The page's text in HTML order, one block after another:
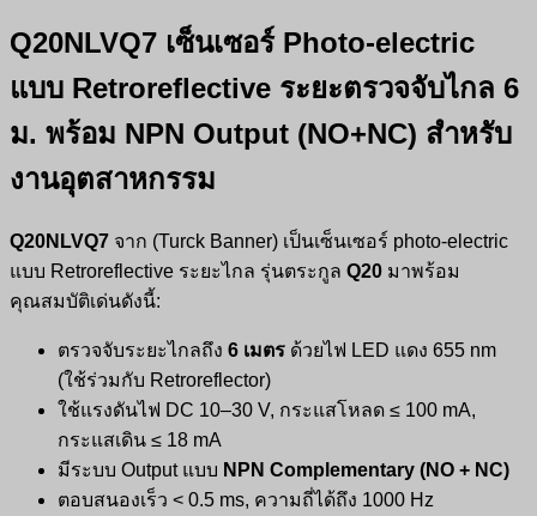
Q20NLVQ7 เซ็นเซอร์ Photo‑electric
แบบ Retroreflective ระยะตรวจจับไกล 6
ม. พร้อม NPN Output (NO+NC) สำหรับ
งานอุตสาหกรรม
Q20NLVQ7 จาก (Turck Banner) เป็นเซ็นเซอร์ photo‑electric
แบบ Retroreflective ระยะไกล รุ่นตระกูล Q20 มาพร้อม
คุณสมบัติเด่นดังนี้:
ตรวจจับระยะไกลถึง 6 เมตร ด้วยไฟ LED แดง 655 nm
(ใช้ร่วมกับ Retroreflector)
ใช้แรงดันไฟ DC 10–30 V, กระแสโหลด ≤ 100 mA,
กระแสเดิน ≤ 18 mA
มีระบบ Output แบบ NPN Complementary (NO + NC)
ตอบสนองเร็ว < 0.5 ms, ความถี่ได้ถึง 1000 Hz